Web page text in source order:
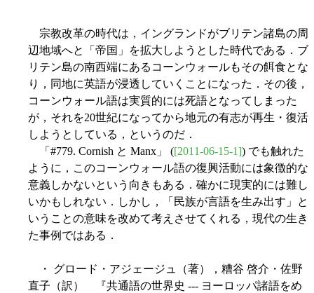
宗教改革の時代は，イングランドがブリテン諸島の周
辺地域へと「帝国」を拡大しようとした時代である．ブ
リテン島の南西端にあるコーンウォールもその餌食とな
り，同地に英語が浸透していくことになった．その後，
コーンウォール語は実質的には死語となってしまった
が，それを20世紀になってから地元の有志が再生・復活
しようとしている，というのだ．
「#779. Cornish と Manx」 ([2011-06-15-1]) でも触れた
ように，このコーンウォール語の復興活動には象徴的な
意義しかないという向きもある．確かに現実的には難し
いかもしれない．しかし，「民族が言語を生み出す」と
いうことの意味を改めて考えさせてくれる，現代の生き
た事例ではある．
・ グロード・アジェージュ（著），糟谷 啓介・佐野
直子（訳） 『共通語の世界史 --- ヨーロッパ諸語をめ